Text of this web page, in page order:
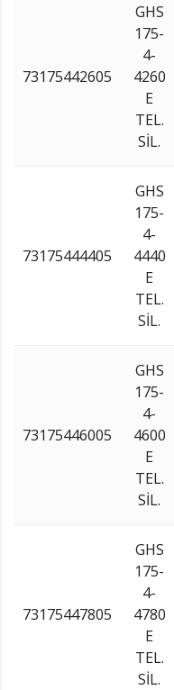
73175442605
GHS
175-
4-
4260
E
TEL.
SİL.
73175444405
GHS
175-
4-
4440
E
TEL.
SİL.
73175446005
GHS
175-
4-
4600
E
TEL.
SİL.
73175447805
GHS
175-
4-
4780
E
TEL.
SİL.